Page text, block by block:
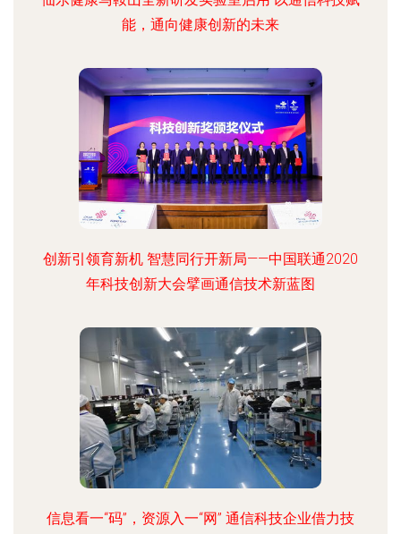
能，通向健康创新的未来
创新引领育新机 智慧同行开新局——中国联通2020
年科技创新大会擘画通信技术新蓝图
信息看一“码”，资源入一“网” 通信科技企业借力技